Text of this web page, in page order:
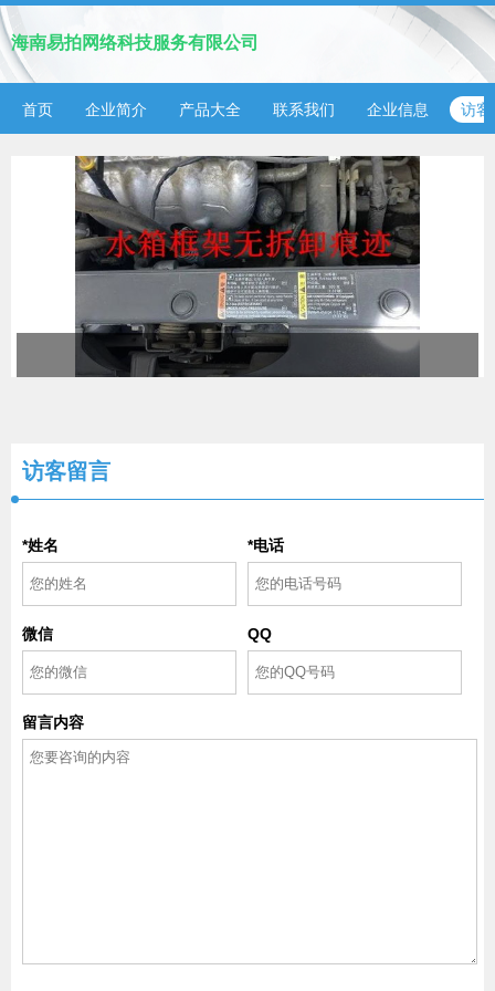
海南易拍网络科技服务有限公司
首页 企业简介 产品大全 联系我们 企业信息 访客
访客留言
*姓名 *电话
微信 QQ
留言内容